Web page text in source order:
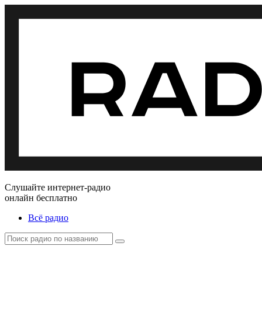
Слушайте интернет-радио
онлайн бесплатно
Всё радио